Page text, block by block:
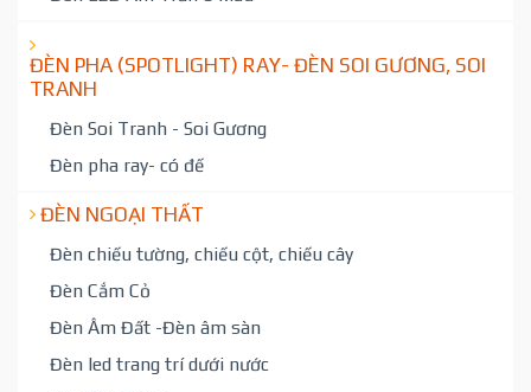
ĐÈN PHA (SPOTLIGHT) RAY- ĐÈN SOI GƯƠNG, SOI
TRANH
Đèn Soi Tranh - Soi Gương
Đèn pha ray- có đế
ĐÈN NGOẠI THẤT
Đèn chiếu tường, chiếu cột, chiếu cây
Đèn Cắm Cỏ
Đèn Âm Đất -Đèn âm sàn
Đèn led trang trí dưới nước